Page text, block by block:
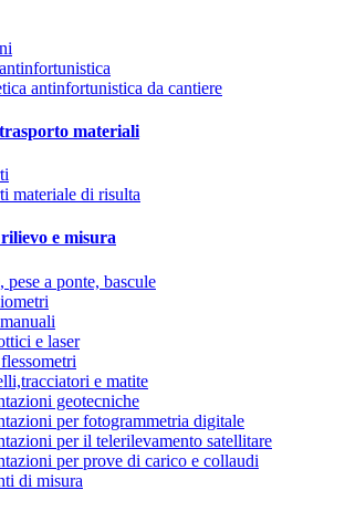
antinfortunistica da cantiere
materiali
materiale di risulta
e misura
pese a ponte, bascule
e laser
e matite
geotecniche
per fotogrammetria digitale
per il telerilevamento satellitare
per prove di carico e collaudi
di misura